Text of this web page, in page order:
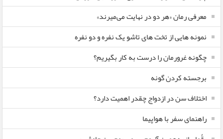
معرفی رمان «هر دو در نهایت می‌میرند»
نمونه هایی از تخت های تاشو یک نفره و دو نفره
چگونه غرورمان را درست به کار بگیریم؟
برجسته کردن گونه
اختلاف سن در ازدواج چقدر اهمیت دارد؟
راهنمای سفر با هواپیما